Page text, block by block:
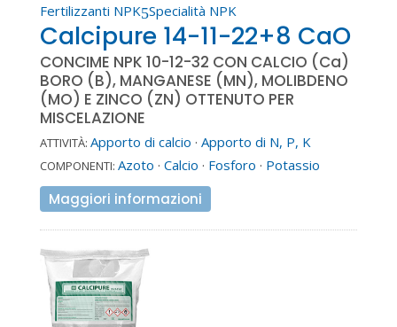
Fertilizzanti NPK5Specialità NPK
Calcipure 14-11-22+8 CaO
CONCIME NPK 10-12-32 CON CALCIO (Ca)
BORO (B), MANGANESE (MN), MOLIBDENO
(MO) E ZINCO (ZN) OTTENUTO PER
MISCELAZIONE
ATTIVITÀ: Apporto di calcio · Apporto di N, P, K
COMPONENTI: Azoto · Calcio · Fosforo · Potassio
Maggiori informazioni